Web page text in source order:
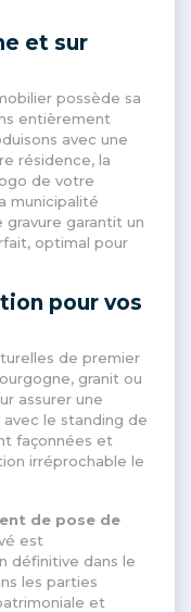
et sur
possède sa
entièrement
avec une
résidence, la
de votre
municipalité
garantit un
optimal pour
pour vos
de premier
granit ou
assurer une
le standing de
façonnées et
irréprochable le
de pose de
est
définitive dans le
les parties
et